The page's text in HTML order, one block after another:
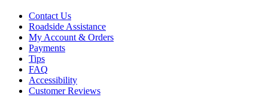
Contact Us
Roadside Assistance
My Account & Orders
Payments
Tips
FAQ
Accessibility
Customer Reviews